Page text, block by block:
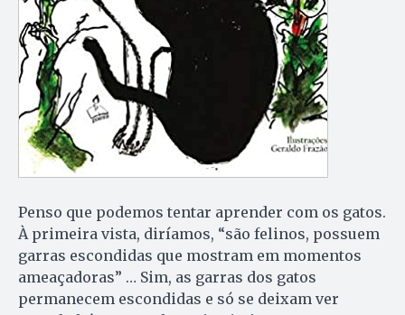
Penso que podemos tentar aprender com os gatos.
À primeira vista, diríamos, “são felinos, possuem
garras escondidas que mostram em momentos
ameaçadoras” … Sim, as garras dos gatos
permanecem escondidas e só se deixam ver